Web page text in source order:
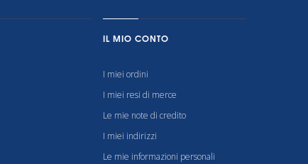
IL MIO CONTO
I miei ordini
I miei resi di merce
Le mie note di credito
I miei indirizzi
Le mie informazioni personali